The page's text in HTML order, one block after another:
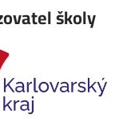
školy